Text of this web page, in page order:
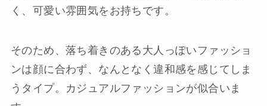
く、可愛い雰囲気をお持ちです。
そのため、落ち着きのある大人っぽいファッショ
ンは顔に合わず、なんとなく違和感を感じてしま
うタイプ。カジュアルファッションが似合いま